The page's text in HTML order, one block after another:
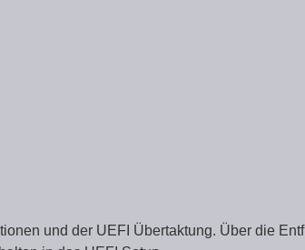
und der UEFI Übertaktung. Über die Entf